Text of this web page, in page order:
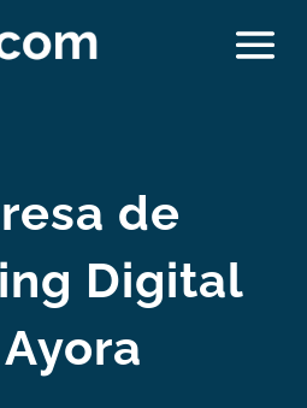
de
Digital